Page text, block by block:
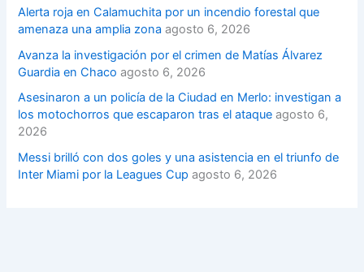
Alerta roja en Calamuchita por un incendio forestal que
amenaza una amplia zona agosto 6, 2026
Avanza la investigación por el crimen de Matías Álvarez
Guardia en Chaco agosto 6, 2026
Asesinaron a un policía de la Ciudad en Merlo: investigan a
los motochorros que escaparon tras el ataque agosto 6,
2026
Messi brilló con dos goles y una asistencia en el triunfo de
Inter Miami por la Leagues Cup agosto 6, 2026